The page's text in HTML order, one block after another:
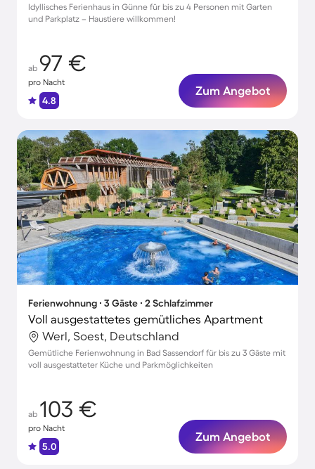
Idyllisches Ferienhaus in Günne für bis zu 4 Personen mit Garten
und Parkplatz – Haustiere willkommen!
ab 97 €
pro Nacht
4.8
Zum Angebot
Ferienwohnung ∙ 3 Gäste ∙ 2 Schlafzimmer
Voll ausgestattetes gemütliches Apartment
Werl, Soest, Deutschland
Gemütliche Ferienwohnung in Bad Sassendorf für bis zu 3 Gäste mit
voll ausgestatteter Küche und Parkmöglichkeiten
ab 103 €
pro Nacht
5.0
Zum Angebot